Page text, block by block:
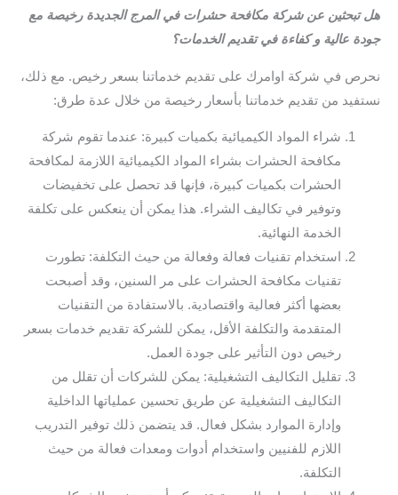
هل تبحثين عن شركة مكافحة حشرات في المرج الجديدة رخيصة مع
جودة عالية و كفاءة في تقديم الخدمات؟
نحرص في شركة اوامرك على تقديم خدماتنا بسعر رخيص. مع ذلك،
نستفيد من تقديم خدماتنا بأسعار رخيصة من خلال عدة طرق:
شراء المواد الكيميائية بكميات كبيرة: عندما تقوم شركة
مكافحة الحشرات بشراء المواد الكيميائية اللازمة لمكافحة
الحشرات بكميات كبيرة، فإنها قد تحصل على تخفيضات
وتوفير في تكاليف الشراء. هذا يمكن أن ينعكس على تكلفة
الخدمة النهائية.
استخدام تقنيات فعالة وفعالة من حيث التكلفة: تطورت
تقنيات مكافحة الحشرات على مر السنين، وقد أصبحت
بعضها أكثر فعالية واقتصادية. بالاستفادة من التقنيات
المتقدمة والتكلفة الأقل، يمكن للشركة تقديم خدمات بسعر
رخيص دون التأثير على جودة العمل.
تقليل التكاليف التشغيلية: يمكن للشركات أن تقلل من
التكاليف التشغيلية عن طريق تحسين عملياتها الداخلية
وإدارة الموارد بشكل فعال. قد يتضمن ذلك توفير التدريب
اللازم للفنيين واستخدام أدوات ومعدات فعالة من حيث
التكلفة.